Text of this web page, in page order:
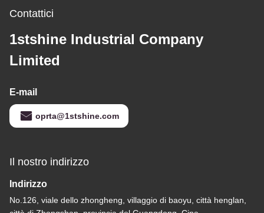
Contattici
1stshine Industrial Company
Limited
E-mail
oprta@1stshine.com
Il nostro indirizzo
Indirizzo
No.126, viale dello zhongheng, villaggio di baoyu, città henglan,